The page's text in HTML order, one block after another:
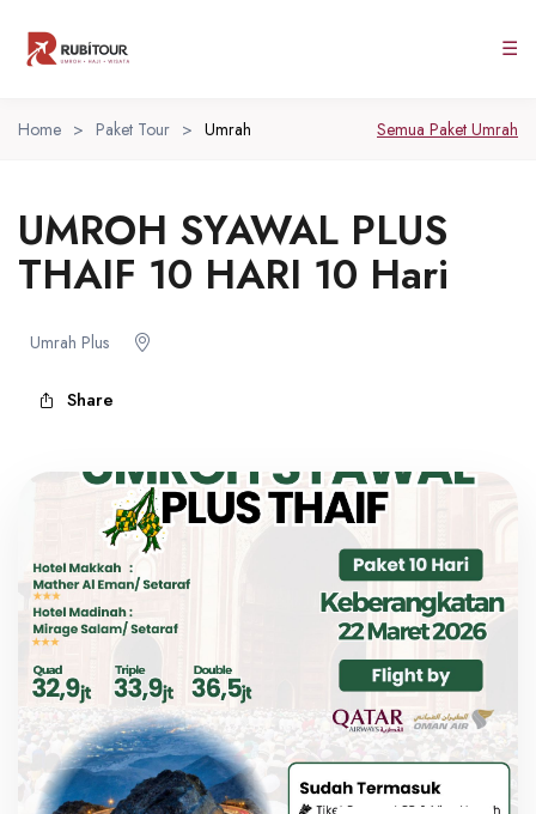
☰
Home > Paket Tour > Umrah Semua Paket Umrah
UMROH SYAWAL PLUS
THAIF 10 HARI 10 Hari
Umrah Plus
Share